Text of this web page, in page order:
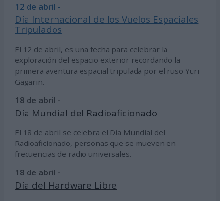
12 de abril -
Día Internacional de los Vuelos Espaciales
Tripulados
El 12 de abril, es una fecha para celebrar la
exploración del espacio exterior recordando la
primera aventura espacial tripulada por el ruso Yuri
Gagarin.
18 de abril -
Día Mundial del Radioaficionado
El 18 de abril se celebra el Día Mundial del
Radioaficionado, personas que se mueven en
frecuencias de radio universales.
18 de abril -
Día del Hardware Libre